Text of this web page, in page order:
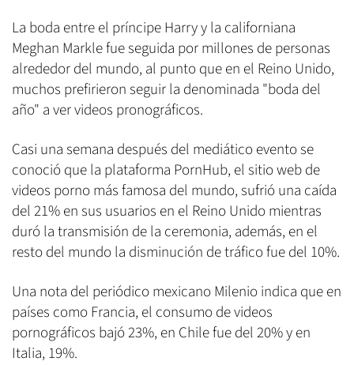
La boda entre el príncipe Harry y la californiana
Meghan Markle fue seguida por millones de personas
alrededor del mundo, al punto que en el Reino Unido,
muchos prefirieron seguir la denominada "boda del
año" a ver videos pronográficos.
Casi una semana después del mediático evento se
conoció que la plataforma PornHub, el sitio web de
videos porno más famosa del mundo, sufrió una caída
del 21% en sus usuarios en el Reino Unido mientras
duró la transmisión de la ceremonia, además, en el
resto del mundo la disminución de tráfico fue del 10%.
Una nota del periódico mexicano Milenio indica que en
países como Francia, el consumo de videos
pornográficos bajó 23%, en Chile fue del 20% y en
Italia, 19%.